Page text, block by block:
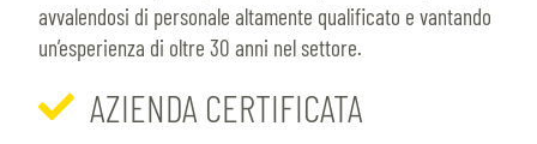
avvalendosi di personale altamente qualificato e vantando
un’esperienza di oltre 30 anni nel settore.
AZIENDA CERTIFICATA